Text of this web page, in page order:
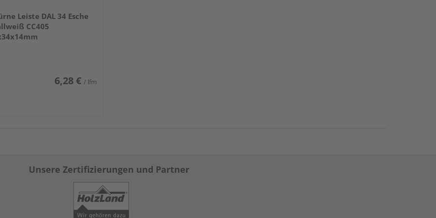
Leiste DAL 34 Esche
CC405
6,28 € / lfm
Unsere Zertifizierungen und Partner